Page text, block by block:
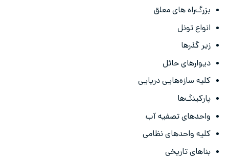
بزرگ‌راه های معلق
انواع تونل
زیر گذرها
دیوارهای حائل
کلیه سازه‌هایی دریایی
پارکینگ‌ها
واحدهای تصفیه آب
کلیه واحدهای نظامی
بناهای تاریخی